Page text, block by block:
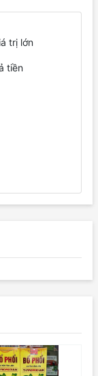
trị lớn
tiền